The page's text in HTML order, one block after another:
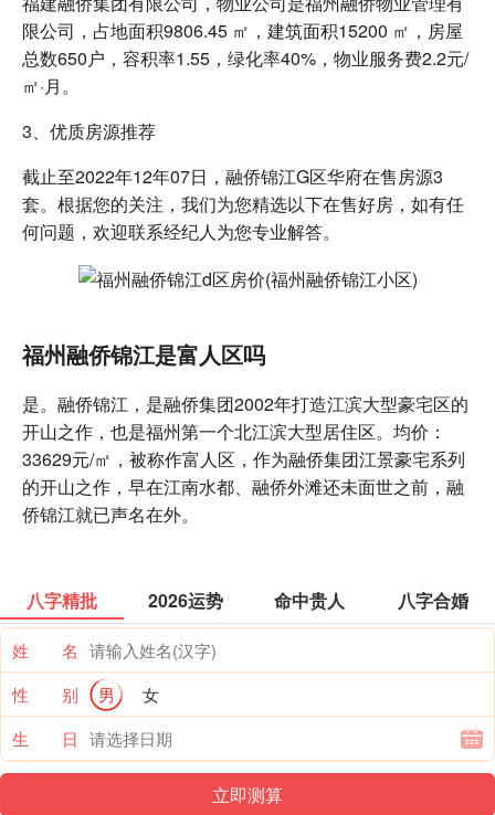
限公司，占地面积9806.45 ㎡，建筑面积15200 ㎡，房屋
总数650户，容积率1.55，绿化率40%，物业服务费2.2元/
㎡·月。
3、优质房源推荐
截止至2022年12年07日，融侨锦江G区华府在售房源3
套。根据您的关注，我们为您精选以下在售好房，如有任
何问题，欢迎联系经纪人为您专业解答。
福州融侨锦江是富人区吗
是。融侨锦江，是融侨集团2002年打造江滨大型豪宅区的
开山之作，也是福州第一个北江滨大型居住区。均价：
33629元/㎡，被称作富人区，作为融侨集团江景豪宅系列
的开山之作，早在江南水都、融侨外滩还未面世之前，融
侨锦江就已声名在外。
八字精批 2026运势 命中贵人 八字合婚
姓 名
性 别
男
女
生 日